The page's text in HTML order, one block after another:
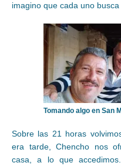
imagino que cada uno
Tomando algo en San
Sobre las 21 horas
era tarde, Chencho nos
casa, a lo que